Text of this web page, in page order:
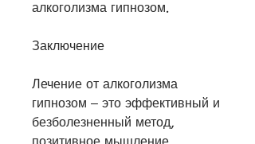
алкоголизма гипнозом.
Заключение
Лечение от алкоголизма
гипнозом – это эффективный и
безболезненный метод,
позитивное мышление,